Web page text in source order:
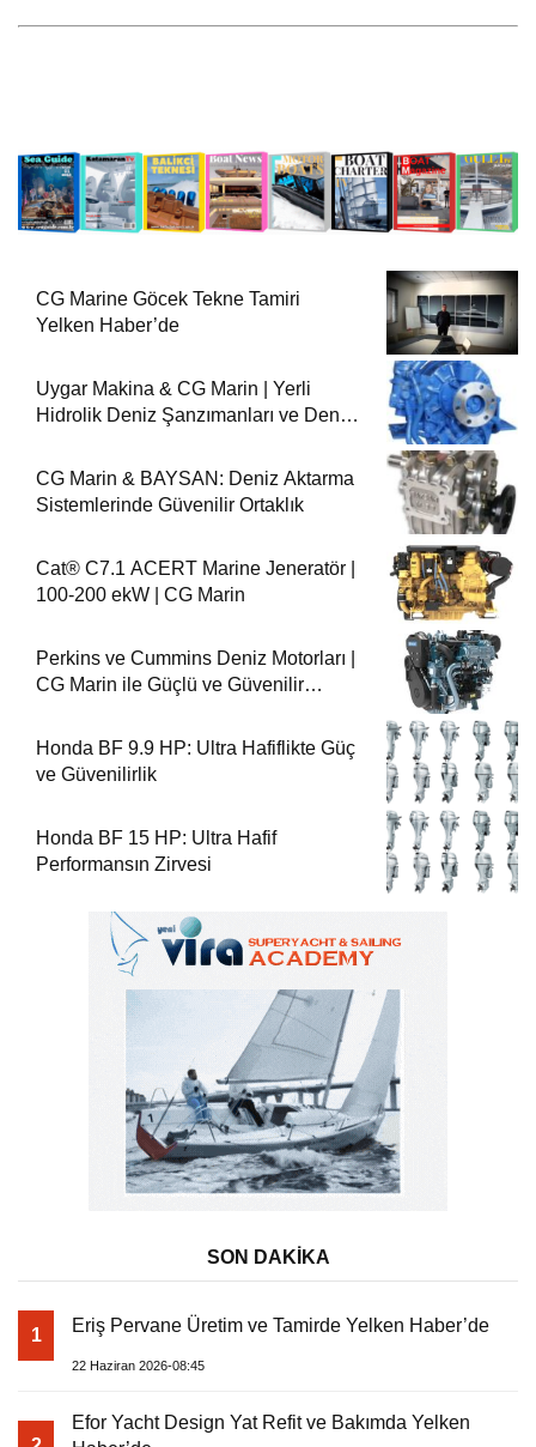
CG Marine Göcek Tekne Tamiri
Yelken Haber’de
Uygar Makina & CG Marin | Yerli
Hidrolik Deniz Şanzımanları ve Deniz
CG Marin & BAYSAN: Deniz Aktarma
Sistemlerinde Güvenilir Ortaklık
Cat® C7.1 ACERT Marine Jeneratör |
100-200 ekW | CG Marin
Perkins ve Cummins Deniz Motorları |
CG Marin ile Güçlü ve Güvenilir
Honda BF 9.9 HP: Ultra Hafiflikte Güç
ve Güvenilirlik
Honda BF 15 HP: Ultra Hafif
Performansın Zirvesi
SON DAKİKA
1 Eriş Pervane Üretim ve Tamirde Yelken Haber’de
22 Haziran 2026-08:45
Efor Yacht Design Yat Refit ve Bakımda Yelken